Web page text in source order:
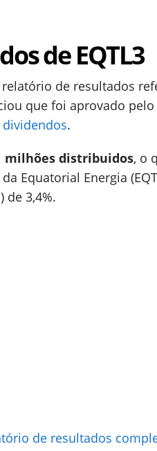
de EQTL3
de resultados
que foi aprovado
dividendos.
milhões distribuidos, o
Equatorial Energia
de 3,4%.
de resultados